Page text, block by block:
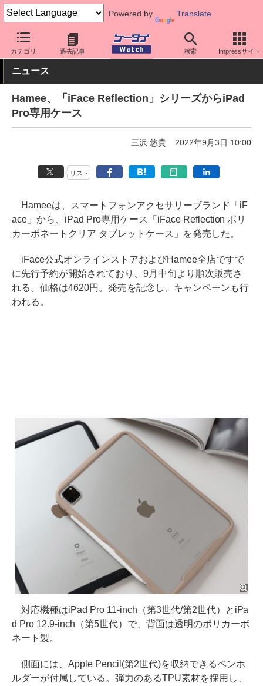
Powered by Translate
カテゴリ 過去記事 検索 Impressサイト
ケータイ Watch 周辺機器/アクセサリー スマホケース
ニュース
Hamee、「iFace Reflection」シリーズからiPad
Pro専用ケース
三沢 悠貴 2022年9月3日 10:00
リスト
Hameeは、スマートフォンアクセサリーブランド「iF
ace」から、iPad Pro専用ケース「iFace Reflection ポリ
カーボネートクリア タブレットケース」を発売した。
iFace公式オンラインストアおよびHamee全店ですで
に先行予約が開始されており、9月中旬より順次販売さ
れる。価格は4620円。発売を記念し、キャンペーンも行
われる。
対応機種はiPad Pro 11-inch（第3世代/第2世代）とiPa
d Pro 12.9-inch（第5世代）で、背面は透明のポリカーボ
ネート製。
側面には、Apple Pencil(第2世代)を収納できるペンホ
ルダーが付属している。弾力のあるTPU素材を採用し、